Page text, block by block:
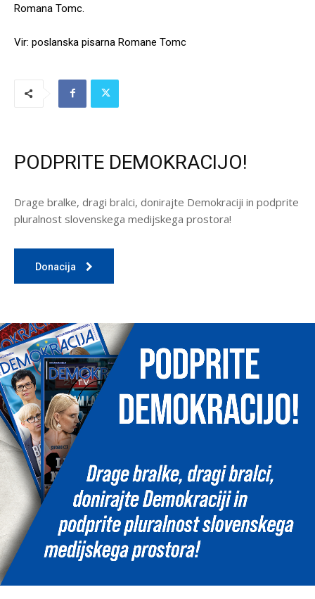
Romana Tomc.
Vir: poslanska pisarna Romane Tomc
PODPRITE DEMOKRACIJO!
Drage bralke, dragi bralci, donirajte Demokraciji in podprite
pluralnost slovenskega medijskega prostora!
Donacija